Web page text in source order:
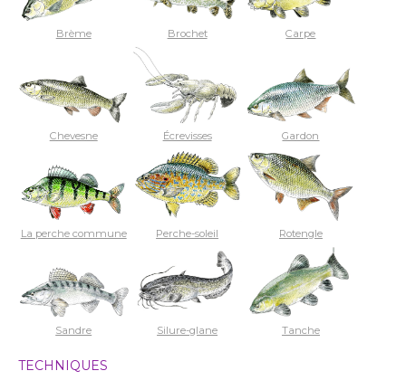
Brème Brochet Carpe
Chevesne Écrevisses Gardon
La perche commune Perche-soleil Rotengle
Sandre Silure-glane Tanche
TECHNIQUES